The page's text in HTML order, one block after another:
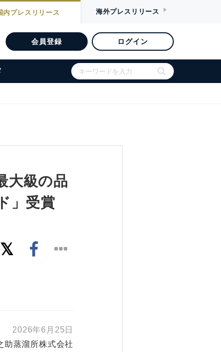
内プレスリリース 海外プレスリリース
会員登録 ログイン
大級の品
」受賞
2026年6月25日
助蒸溜所株式会社